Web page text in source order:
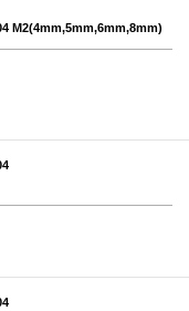
M2(4mm,5mm,6mm,8mm)